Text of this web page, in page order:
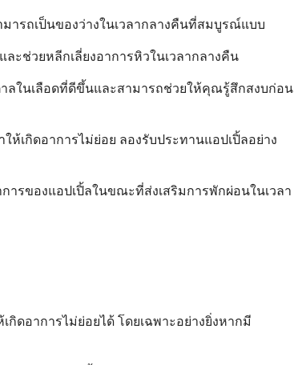
ารถเป็นของว่างในเวลากลางคืนที่สมบูรณ์แบบ
ะช่วยหลีกเลี่ยงอาการหิวในเวลากลางคืน
าลในเลือดที่ดีขึ้นและสามารถช่วยให้คุณรู้สึกสงบก่อน
เกิดอาการไม่ย่อย ลองรับประทานแอปเปิ้ลอย่าง
รของแอปเปิ้ลในขณะที่ส่งเสริมการพักผ่อนในเวลา
ดอาการไม่ย่อยได้ โดยเฉพาะอย่างยิ่งหากมี